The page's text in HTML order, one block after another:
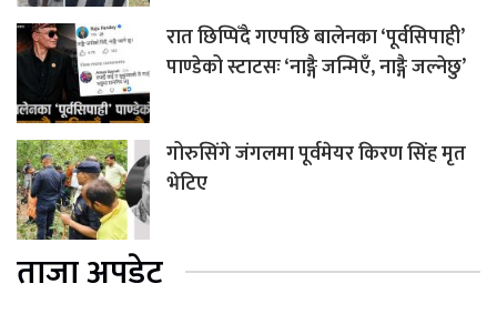
रात छिप्पिँदै गएपछि बालेनका ‘पूर्वसिपाही’
पाण्डेको स्टाटसः ‘नाङ्गै जन्मिएँ, नाङ्गै जल्नेछु’
गोरुसिंगे जंगलमा पूर्वमेयर किरण सिंह मृत
भेटिए
ताजा अपडेट